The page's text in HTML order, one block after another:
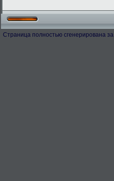
Страница полностью сгенерирована за